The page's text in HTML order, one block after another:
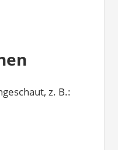
z. B.: